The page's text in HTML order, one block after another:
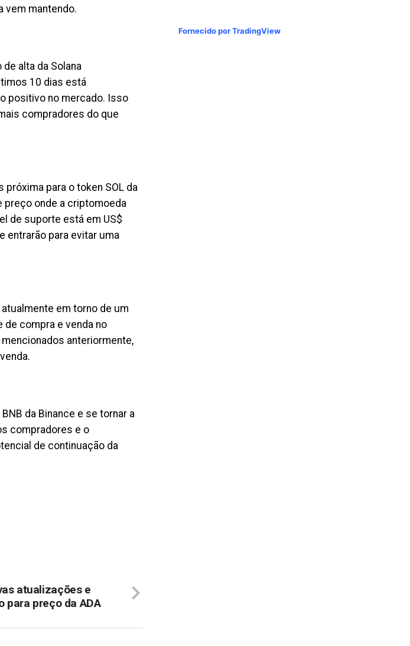
vem mantendo.
alta da Solana
10 dias está
positivo no mercado. Isso
compradores do que
para o token SOL da
preço onde a criptomoeda
de suporte está em US$
entrarão para evitar uma
atualmente em torno de um
de compra e venda no
anteriormente,
da Binance e se tornar a
compradores e o
de continuação da
atualizações e
para preço da ADA
Fornecido por TradingView